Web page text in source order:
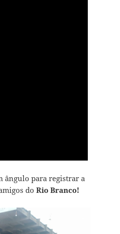
ângulo para registrar a
do Rio Branco!